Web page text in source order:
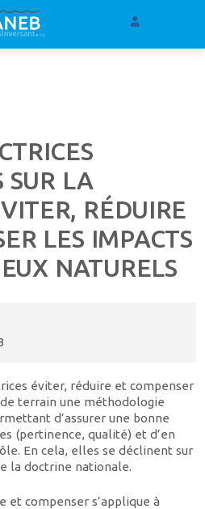
SUR LA
RÉDUIRE
LES IMPACTS
NATURELS
éviter, réduire et compenser
terrain une méthodologie
d’assurer une bonne
(pertinence, qualité) et d’en
En cela, elles se déclinent sur
la doctrine nationale.
et compenser s’applique à